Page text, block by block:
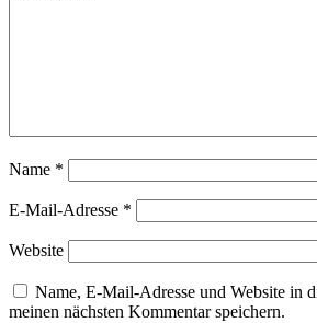
Name *
E-Mail-Adresse *
Website
Name, E-Mail-Adresse und Website in
meinen nächsten Kommentar speichern.